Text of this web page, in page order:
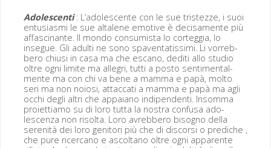
Ado­les­cen­ti: L’adolescente con le sue tris­tezze, i suoi
entu­si­as­mi le sue alta­l­ene emo­tive è decisa­mente più
affasci­nante. Il mon­do con­sum­ista lo corteggia, lo
insegue. Gli adul­ti ne sono spaven­tatis­si­mi. Li vor­reb­
bero chiusi in casa ma che escano, dedi­ti allo stu­dio
oltre ogni lim­ite ma alle­gri, tut­ti a pos­to sen­ti­men­tal­
mente ma con chi va bene a mam­ma e papà, molto
seri ma non noiosi, attac­cati a mam­ma e papà ma agli
occhi degli altri che appa­iano indipen­den­ti. Insom­ma
proi­et­ti­amo su di loro tut­ta la nos­tra con­fusa ado­
lescen­za non risol­ta. Loro avreb­bero bisog­no del­la
seren­ità dei loro gen­i­tori più che di dis­cor­si o prediche ,
che pure ricer­cano e ascoltano oltre ogni appar­ente